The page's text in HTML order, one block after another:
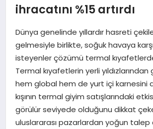
SPOR
SAĞLIK
EKONOMI
MAGAZIN
EĞITIM
ihracatını %15 artırdı
Dünya genelinde yıllardır hasreti
gelmesiyle birlikte, soğuk havaya
isteyenler çözümü termal
Termal kıyafetlerin yerli yıldızlarından
hem global hem de yurt içi karnesini
kışının termal giyim satışlarındaki
görülür seviyede olduğunu dikkat
uluslararası pazarlardan yoğun talep